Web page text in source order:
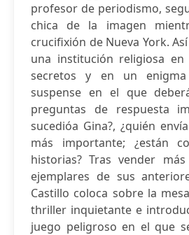
profesor de periodismo,
chica de la imagen
crucifixión de Nueva York.
una institución religiosa
secretos y en un
suspense en el que
preguntas de respuesta
sucedióa Gina?, ¿quién
más importante; ¿están
historias? Tras vender
ejemplares de sus
Castillo coloca sobre la
thriller inquietante e
juego peligroso en el que